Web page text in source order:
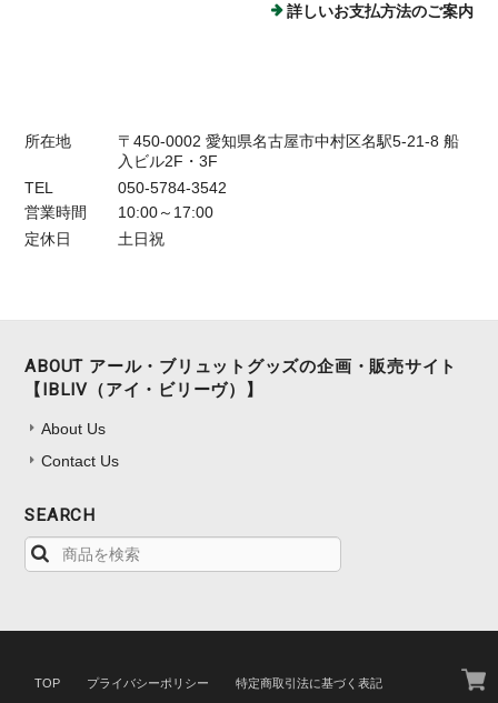
詳しいお支払方法のご案内
所在地
〒450-0002 愛知県名古屋市中村区名駅5-21-8 船
入ビル2F・3F
TEL
050-5784-3542
営業時間
10:00～17:00
定休日
土日祝
ABOUT アール・ブリュットグッズの企画・販売サイト
【IBLIV（アイ・ビリーヴ）】
About Us
Contact Us
SEARCH
TOP プライバシーポリシー 特定商取引法に基づく表記